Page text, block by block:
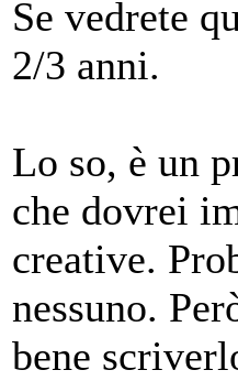
Se vedrete
2/3 anni.
Lo so, è un
che dovrei
creative.
nessuno.
bene